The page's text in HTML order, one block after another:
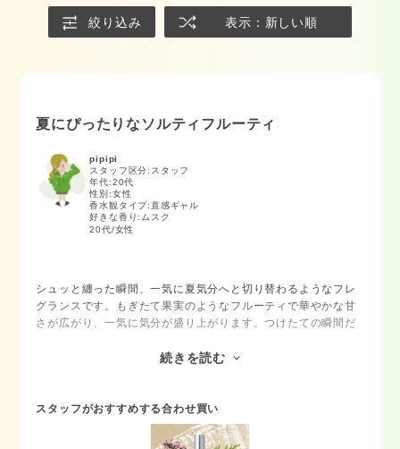
絞り込み 表示：新しい順
夏にぴったりなソルティフルーティ
pipipi
スタッフ区分:スタッフ
年代:20代
性別:女性
香水観タイプ:直感ギャル
好きな香り: ムスク
20代/女性
シュッと纏った瞬間、一気に夏気分へと切り替わるようなフレ
グランスです。もぎたて果実のようなフルーティで華やかな甘
さが広がり、一気に気分が盛り上がります。つけたての瞬間だ
アンスがやわらかく混ざり合い、ラストは肌にじんわり馴染む
で、これからの暑い季節の普段使いにぴったりです！
続きを読む
スタッフがおすすめする合わせ買い